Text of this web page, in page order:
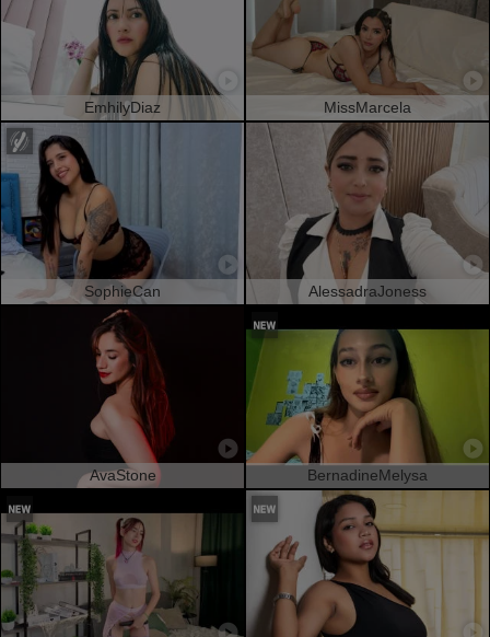
EmhilyDiaz MissMarcela
SophieCan AlessadraJoness
AvaStone BernadineMelysa